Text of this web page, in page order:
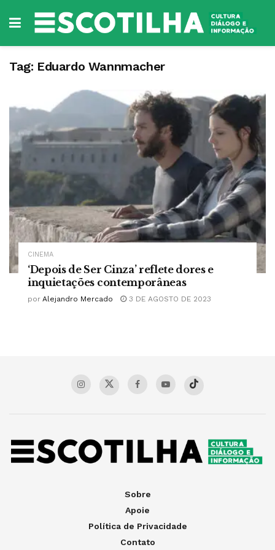
Tag: Eduardo Wannmacher
CINEMA
‘Depois de Ser Cinza’ reflete dores e
inquietações contemporâneas
por Alejandro Mercado 3 DE AGOSTO DE 2023
Sobre
Apoie
Política de Privacidade
Contato